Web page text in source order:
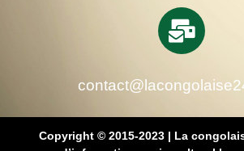
Copyright © 2015-2023 | La